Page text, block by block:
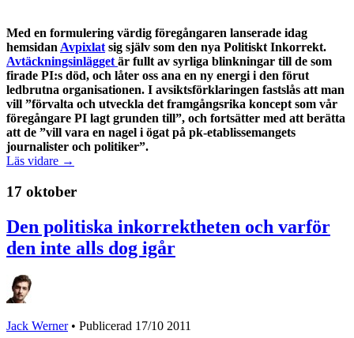
Med en formulering värdig föregångaren lanserade idag
hemsidan Avpixlat sig själv som den nya Politiskt Inkorrekt.
Avtäckningsinlägget är fullt av syrliga blinkningar till de som
firade PI:s död, och låter oss ana en ny energi i den förut
ledbrutna organisationen. I avsiktsförklaringen fastslås att man
vill ”förvalta och utveckla det framgångsrika koncept som vår
föregångare PI lagt grunden till”, och fortsätter med att berätta
att de ”vill vara en nagel i ögat på pk-etablissemangets
journalister och politiker”.
Läs vidare →
17 oktober
Den politiska inkorrektheten och varför
den inte alls dog igår
Jack Werner• Publicerad 17/10 2011